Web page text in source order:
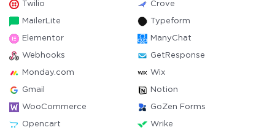
Twilio Crove
MailerLite Typeform
Elementor ManyChat
Webhooks GetResponse
Monday.com Wix
Gmail Notion
WooCommerce GoZen Forms
Opencart Wrike